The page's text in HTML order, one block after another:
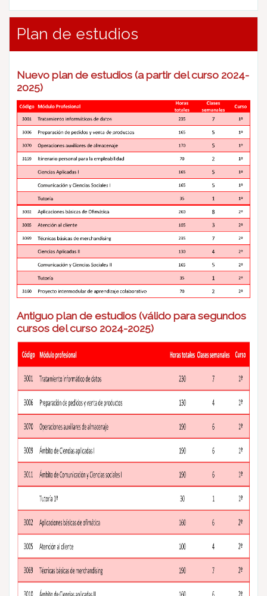
Plan de estudios
Nuevo plan de estudios (a partir del curso 2024-
2025)
Antiguo plan de estudios (válido para segundos
cursos del curso 2024-2025)